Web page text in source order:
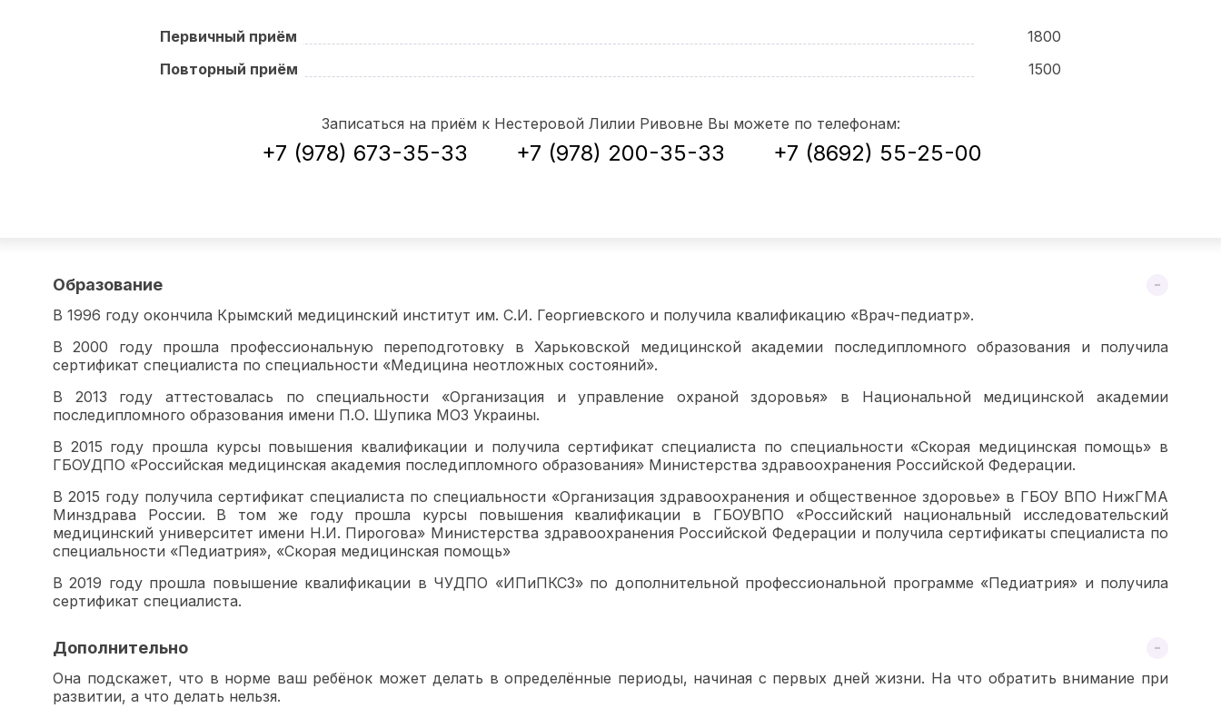
Первичный приём
1800
Повторный приём
1500
Записаться на приём к Нестеровой Лилии Ривовне Вы можете по телефонам:
+7 (978) 673-35-33 +7 (978) 200-35-33 +7 (8692) 55-25-00
Образование
В 1996 году окончила Крымский медицинский институт им. С.И. Георгиевского и получила квалификацию «Врач-педиатр».
В 2000 году прошла профессиональную переподготовку в Харьковской медицинской академии последипломного образования и получила
сертификат специалиста по специальности «Медицина неотложных состояний».
В 2013 году аттестовалась по специальности «Организация и управление охраной здоровья» в Национальной медицинской академии
последипломного образования имени П.О. Шупика МОЗ Украины.
В 2015 году прошла курсы повышения квалификации и получила сертификат специалиста по специальности «Скорая медицинская помощь» в
ГБОУДПО «Российская медицинская академия последипломного образования» Министерства здравоохранения Российской Федерации.
В 2015 году получила сертификат специалиста по специальности «Организация здравоохранения и общественное здоровье» в ГБОУ ВПО НижГМА
Минздрава России. В том же году прошла курсы повышения квалификации в ГБОУВПО «Российский национальный исследовательский
медицинский университет имени Н.И. Пирогова» Министерства здравоохранения Российской Федерации и получила сертификаты специалиста по
специальности «Педиатрия», «Скорая медицинская помощь»
В 2019 году прошла повышение квалификации в ЧУДПО «ИПиПКСЗ» по дополнительной профессиональной программе «Педиатрия» и получила
сертификат специалиста.
Дополнительно
Она подскажет, что в норме ваш ребёнок может делать в определённые периоды, начиная с первых дней жизни. На что обратить внимание при
развитии, а что делать нельзя.